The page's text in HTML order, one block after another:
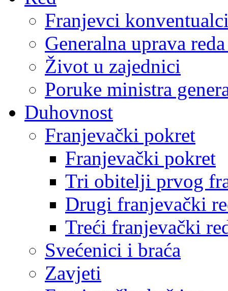
Franjevci
Generalna uprava
Život u zajednici
Poruke ministra
Duhovnost
Franjevački pokret
Franjevački pokret
Tri obitelji prvog
Drugi franjevački
Treći franjevački
Svećenici i braća
Zavjeti